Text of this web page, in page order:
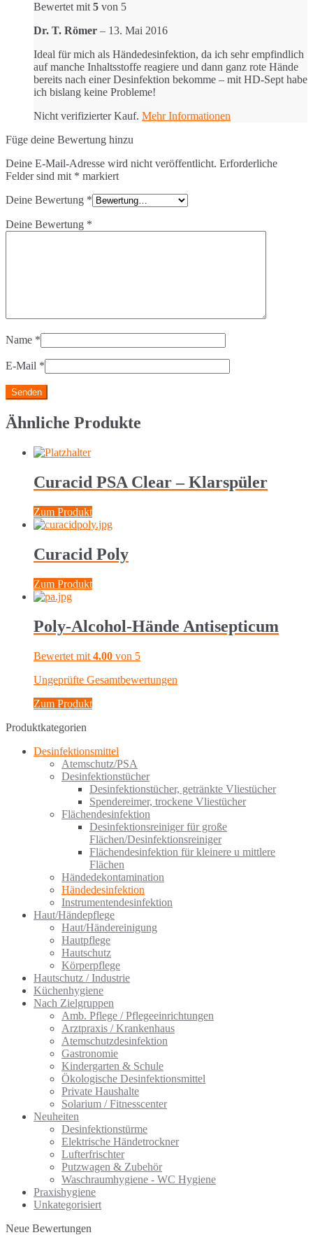
Bewertet mit 5 von 5
Dr. T. Römer – 13. Mai 2016
Ideal für mich als Händedesinfektion, da ich sehr empfindlich
auf manche Inhaltsstoffe reagiere und dann ganz rote Hände
bereits nach einer Desinfektion bekomme – mit HD-Sept habe
ich bislang keine Probleme!
Nicht verifizierter Kauf. Mehr Informationen
Füge deine Bewertung hinzu
Deine E-Mail-Adresse wird nicht veröffentlicht. Erforderliche
Felder sind mit * markiert
Deine Bewertung *
Deine Bewertung *
Name *
E-Mail *
Ähnliche Produkte
Curacid PSA Clear – Klarspüler
Zum Produkt
Curacid Poly
Zum Produkt
Poly-Alcohol-Hände Antisepticum
Bewertet mit 4.00 von 5
Ungeprüfte Gesamtbewertungen
Zum Produkt
Produktkategorien
Desinfektionsmittel
Atemschutz/PSA
Desinfektionstücher
Desinfektionstücher, getränkte Vliestücher
Spendereimer, trockene Vliestücher
Flächendesinfektion
Desinfektionsreiniger für große
Flächen/Desinfektionsreiniger
Flächendesinfektion für kleinere u mittlere
Flächen
Händedekontamination
Händedesinfektion
Instrumentendesinfektion
Haut/Händepflege
Haut/Händereinigung
Hautpflege
Hautschutz
Körperpflege
Hautschutz / Industrie
Küchenhygiene
Nach Zielgruppen
Amb. Pflege / Pflegeeinrichtungen
Arztpraxis / Krankenhaus
Atemschutzdesinfektion
Gastronomie
Kindergarten & Schule
Ökologische Desinfektionsmittel
Private Haushalte
Solarium / Fitnesscenter
Neuheiten
Desinfektionstürme
Elektrische Händetrockner
Lufterfrischter
Putzwagen & Zubehör
Waschraumhygiene - WC Hygiene
Praxishygiene
Unkategorisiert
Neue Bewertungen